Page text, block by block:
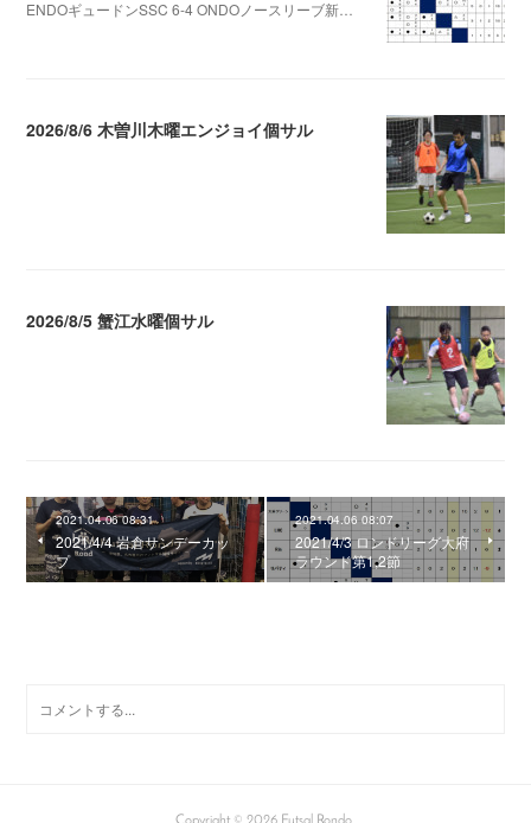
ENDOギュードンSSC 6-4 ONDOノースリーブ新…
2026/8/6 木曽川木曜エンジョイ個サル
2026/8/5 蟹江水曜個サル
2021.04.06 08:31
2021/4/4 岩倉サンデーカッ
プ
2021.04.06 08:07
2021/4/3 ロンドリーグ大府
ラウンド第1,2節